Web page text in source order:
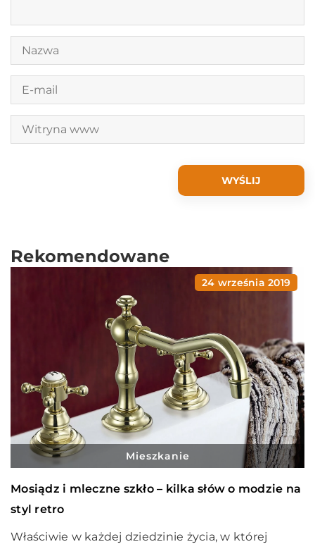
Rekomendowane
24 września 2019
Mieszkanie
Mosiądz i mleczne szkło – kilka słów o modzie na
styl retro
Właściwie w każdej dziedzinie życia, w której